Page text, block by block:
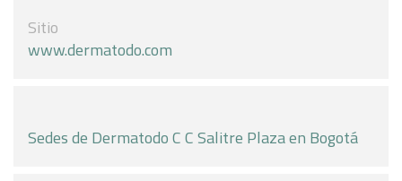
Sitio
www.dermatodo.com
Sedes de Dermatodo C C Salitre Plaza en Bogotá